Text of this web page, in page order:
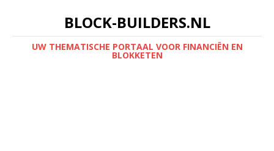
BLOCK-BUILDERS.NL
UW THEMATISCHE PORTAAL VOOR FINANCIËN EN
BLOKKETEN